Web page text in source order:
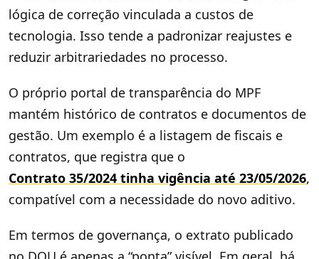
lógica de correção vinculada a custos de
tecnologia. Isso tende a padronizar reajustes e
reduzir arbitrariedades no processo.
O próprio portal de transparência do MPF
mantém histórico de contratos e documentos de
gestão. Um exemplo é a listagem de fiscais e
contratos, que registra que o
Contrato 35/2024 tinha vigência até 23/05/2026,
compatível com a necessidade do novo aditivo.
Em termos de governança, o extrato publicado